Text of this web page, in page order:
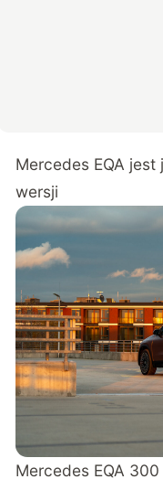
Mercedes EQA
wersji
Mercedes EQA